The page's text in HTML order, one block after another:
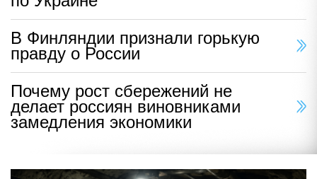
В Финляндии признали горькую
правду о России
Почему рост сбережений не
делает россиян виновниками
замедления экономики